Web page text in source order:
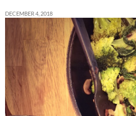
DECEMBER 4, 2018